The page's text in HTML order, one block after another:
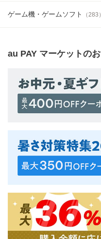
ゲーム機・ゲームソフト （283 ）
au PAY マーケットの